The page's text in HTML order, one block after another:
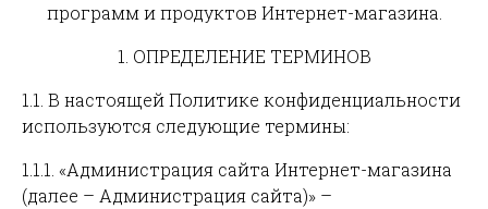
программ и продуктов Интернет-магазина.
1. ОПРЕДЕЛЕНИЕ ТЕРМИНОВ
1.1. В настоящей Политике конфиденциальности
используются следующие термины:
1.1.1. «Администрация сайта Интернет-магазина
(далее – Администрация сайта)» –